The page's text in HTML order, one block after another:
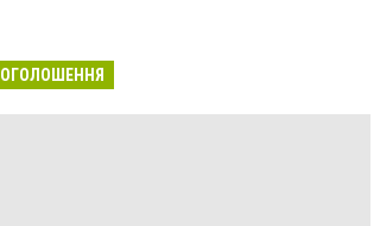
ОГОЛОШЕННЯ